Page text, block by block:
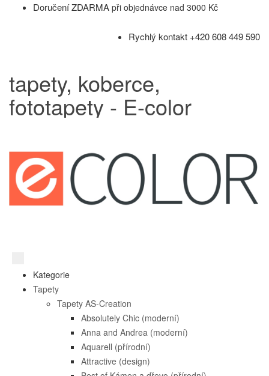
Doručení ZDARMA při objednávce nad 3000 Kč
Rychlý kontakt +420 608 449 590
tapety, koberce,
fototapety - E-color
Kategorie
Tapety
Tapety AS-Creation
Absolutely Chic (moderní)
Anna and Andrea (moderní)
Aquarell (přírodní)
Attractive (design)